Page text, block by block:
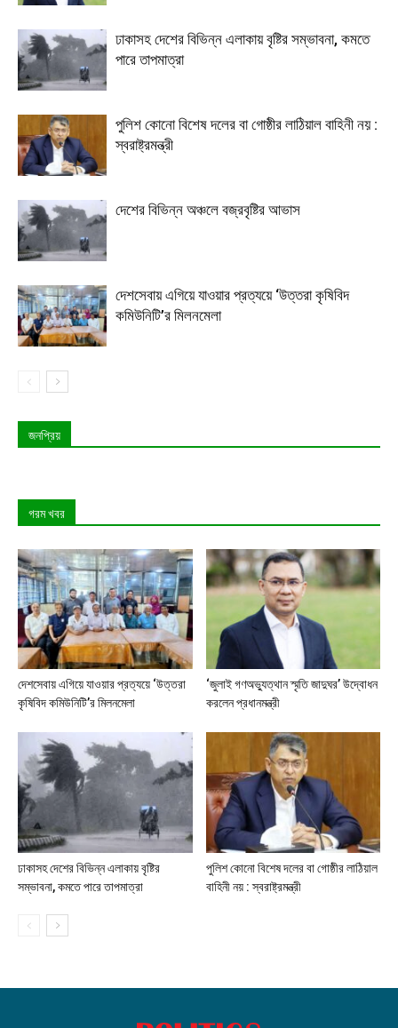
ঢাকাসহ দেশের বিভিন্ন এলাকায় বৃষ্টির সম্ভাবনা, কমতে
পারে তাপমাত্রা
পুলিশ কোনো বিশেষ দলের বা গোষ্ঠীর লাঠিয়াল বাহিনী নয় :
স্বরাষ্ট্রমন্ত্রী
দেশের বিভিন্ন অঞ্চলে বজ্রবৃষ্টির আভাস
দেশসেবায় এগিয়ে যাওয়ার প্রত্যয়ে ‘উত্তরা কৃষিবিদ
কমিউনিটি’র মিলনমেলা
জনপ্রিয়
গরম খবর
দেশসেবায় এগিয়ে যাওয়ার প্রত্যয়ে ‘উত্তরা
কৃষিবিদ কমিউনিটি’র মিলনমেলা
‘জুলাই গণঅভ্যুত্থান স্মৃতি জাদুঘর’ উদ্বোধন
করলেন প্রধানমন্ত্রী
ঢাকাসহ দেশের বিভিন্ন এলাকায় বৃষ্টির
সম্ভাবনা, কমতে পারে তাপমাত্রা
পুলিশ কোনো বিশেষ দলের বা গোষ্ঠীর লাঠিয়াল
বাহিনী নয় : স্বরাষ্ট্রমন্ত্রী